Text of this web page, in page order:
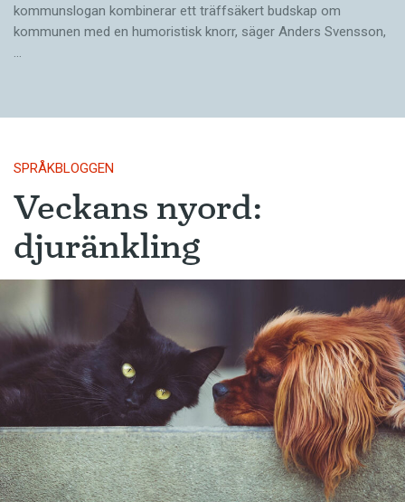
kommunslogan kombinerar ett träffsäkert budskap om
kommunen med en humoristisk knorr, säger Anders Svensson,
…
SPRÅKBLOGGEN
Veckans nyord:
djuränkling